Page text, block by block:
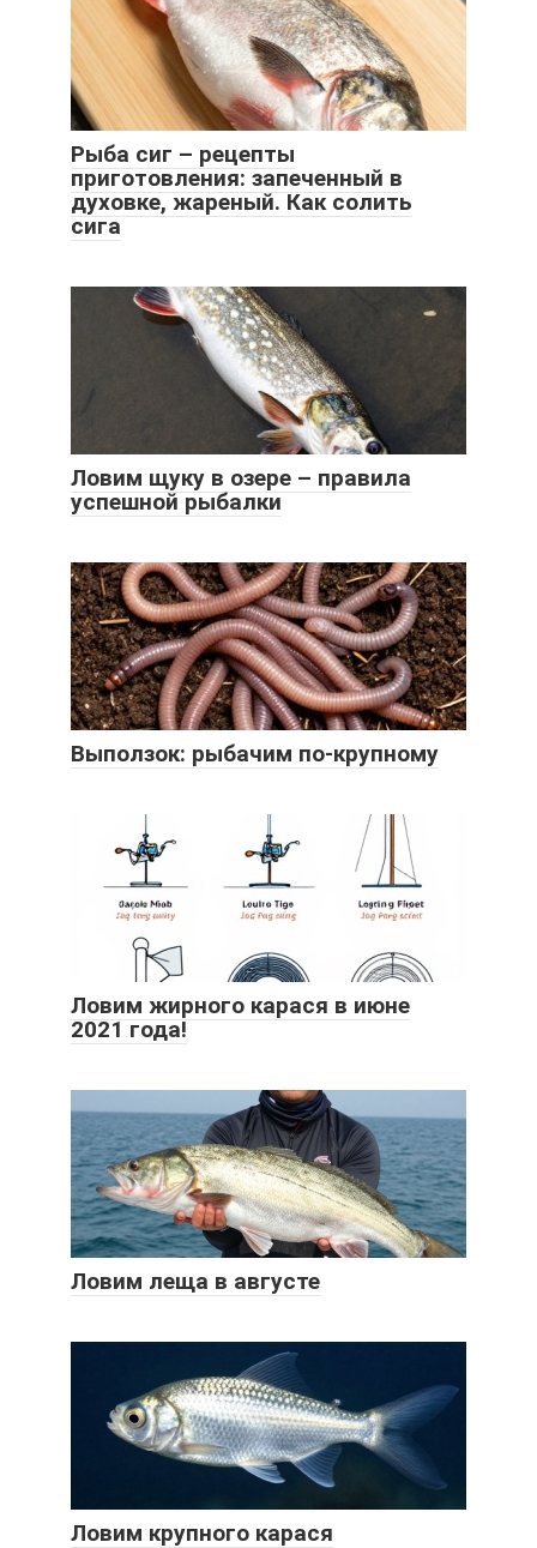
Рыба сиг – рецепты
приготовления: запеченный в
духовке, жареный. Как солить
сига
Ловим щуку в озере – правила
успешной рыбалки
Выползок: рыбачим по-крупному
Ловим жирного карася в июне
2021 года!
Ловим леща в августе
Ловим крупного карася